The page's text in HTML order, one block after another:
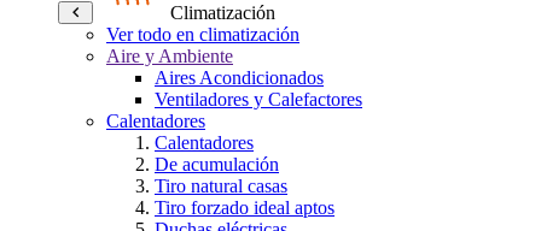
Climatización
Ver todo en climatización
Aire y Ambiente
Aires Acondicionados
Ventiladores y Calefactores
Calentadores
Calentadores
De acumulación
Tiro natural casas
Tiro forzado ideal aptos